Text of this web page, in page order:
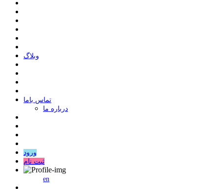
وبلاگ
ﺗﻤﺎﺱ ﺑﺎﻣﺎ
درباره ما
ورود
ثبت نام
en